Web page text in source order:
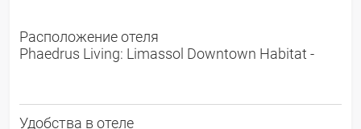
Расположение отеля
Phaedrus Living: Limassol Downtown Habitat -
Удобства в отеле